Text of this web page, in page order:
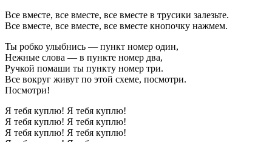
Все вместе, все вместе, все вместе в трусики залезьте.
Все вместе, все вместе, все вместе кнопочку нажмем.
Ты робко улыбнись — пункт номер один,
Нежные слова — в пункте номер два,
Ручкой помаши ты пункту номер три.
Все вокруг живут по этой схеме, посмотри.
Посмотри!
Я тебя куплю! Я тебя куплю!
Я тебя куплю! Я тебя куплю!
Я тебя куплю! Я тебя куплю!